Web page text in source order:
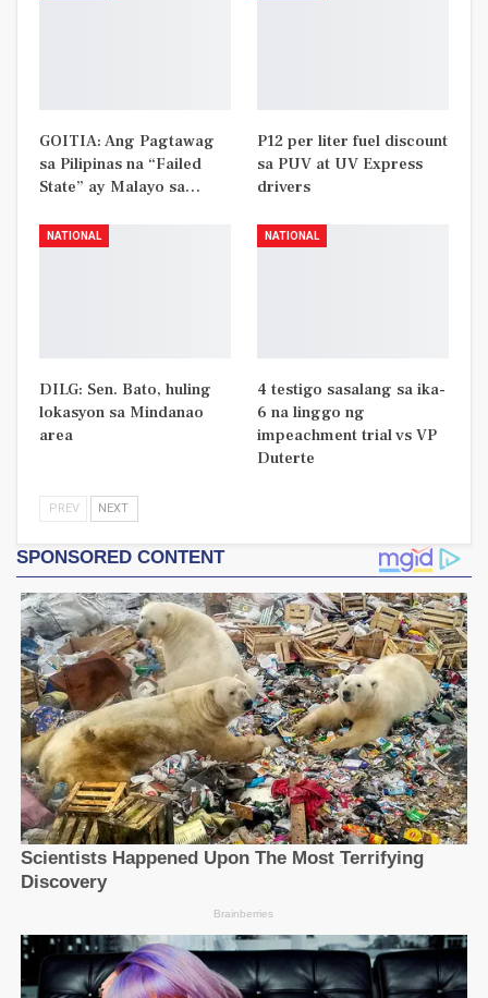
GOITIA: Ang Pagtawag
sa Pilipinas na “Failed
State” ay Malayo sa…
P12 per liter fuel discount
sa PUV at UV Express
drivers
NATIONAL
DILG: Sen. Bato, huling
lokasyon sa Mindanao
area
NATIONAL
4 testigo sasalang sa ika-
6 na linggo ng
impeachment trial vs VP
Duterte
PREV NEXT